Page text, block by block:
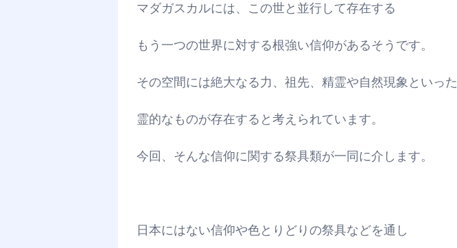
マダガスカルには、この世と並行して存在する
もう一つの世界に対する根強い信仰があるそうです。
その空間には絶大なる力、祖先、精霊や自然現象といった
霊的なものが存在すると考えられています。
今回、そんな信仰に関する祭具類が一同に介します。
日本にはない信仰や色とりどりの祭具などを通し